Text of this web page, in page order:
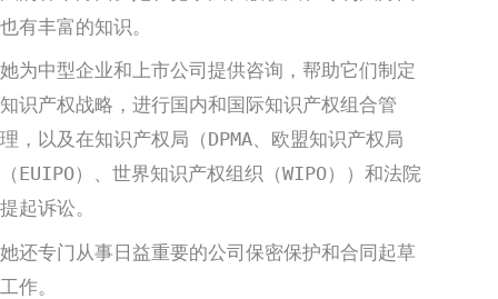
也有丰富的知识。
她为中型企业和上市公司提供咨询，帮助它们制定
知识产权战略，进行国内和国际知识产权组合管
理，以及在知识产权局（DPMA、欧盟知识产权局
（EUIPO）、世界知识产权组织（WIPO））和法院
提起诉讼。
她还专门从事日益重要的公司保密保护和合同起草
工作。